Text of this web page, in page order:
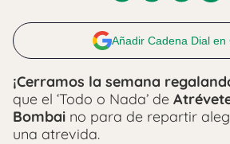
Añadir Cadena Dial en
¡Cerramos la semana
que el ‘Todo o Nada’ de
Bombai no para de repartir
una atrevida.